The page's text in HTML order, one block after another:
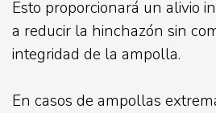
Esto proporcionará un alivio
a reducir la hinchazón sin
integridad de la ampolla.
En casos de ampollas